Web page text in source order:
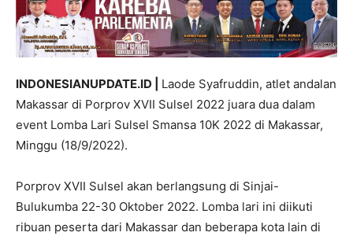
INDONESIANUPDATE.ID | Laode Syafruddin, atlet andalan
Makassar di Porprov XVII Sulsel 2022 juara dua dalam
event Lomba Lari Sulsel Smansa 10K 2022 di Makassar,
Minggu (18/9/2022).
Porprov XVII Sulsel akan berlangsung di Sinjai-
Bulukumba 22-30 Oktober 2022. Lomba lari ini diikuti
ribuan peserta dari Makassar dan beberapa kota lain di